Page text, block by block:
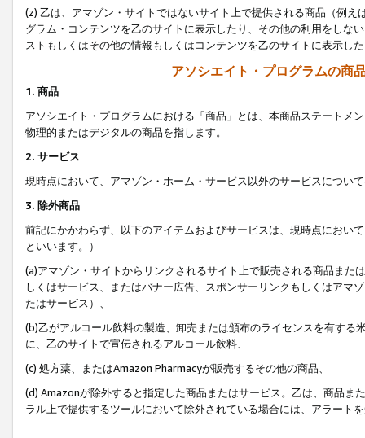
(z) 乙は、アマゾン・サイトではないサイト上で提供される商品（例
グラム・コンテンツを乙のサイトに表示したり、その他の利用をしな
ストもしくはその他の情報もしくはコンテンツを乙のサイトに表示し
アソシエイト・プログラムの商
1. 商品
アソシエイト・プログラムにおける「商品」とは、本商品ステートメ
物理的またはデジタルの商品を指します。
2. サービス
現時点において、アマゾン・ホーム・サービス以外のサービスについ
3. 除外商品
前記にかかわらず、以下のアイテムおよびサービスは、現時点におい
といいます。）
(a)アマゾン・サイトからリンクされるサイト上で販売される商品ま
しくはサービス、またはバナー広告、スポンサーリンクもしくはアマ
たはサービス）、
(b)乙がアルコール飲料の製造、卸売または頒布のライセンスを有す
に、乙のサイトで宣伝されるアルコール飲料、
(c) 処方薬、またはAmazon Pharmacyが販売するその他の商品、
(d) Amazonが除外すると指定した商品またはサービス。乙は、商品ま
ラル上で提供するツールにおいて除外されている場合には、アラート